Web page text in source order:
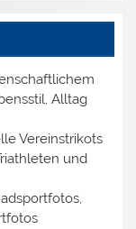
Alltag
Vereinstrikots
und